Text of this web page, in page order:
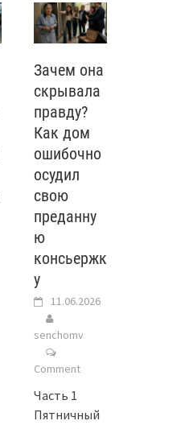
Зачем она
скрывала
правду?
Как дом
ошибочно
осудил
свою
преданну
ю
консьержк
у
11.06.2026
senchomv
Comment
Часть 1
Пятничный